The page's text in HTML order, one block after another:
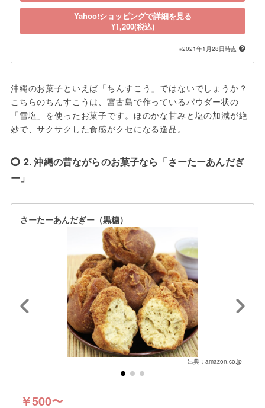
Yahoo!ショッピングで詳細を見る
¥1,200(税込)
※2021年1月28日時点
沖縄のお菓子といえば「ちんすこう」ではないでしょうか？
こちらのちんすこうは、宮古島で作っているパウダー状の
「雪塩」を使ったお菓子です。ほのかな甘みと塩の加減が絶
妙で、サクサクした食感がクセになる逸品。
2. 沖縄の昔ながらのお菓子なら「さーたーあんだぎ
ー」
さーたーあんだぎー（黒糖）
出典：amazon.co.jp
￥500〜